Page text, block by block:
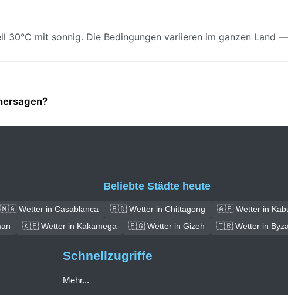
30°C mit sonnig. Die Bedingungen variieren im ganzen Land
Beliebte Städte heute
🇲🇦 Wetter in Casablanca 🇧🇩 Wetter in Chittagong 🇦🇫 Wetter in
🇰🇪 Wetter in Kakamega 🇪🇬 Wetter in Gizeh 🇹🇷 Wetter in
Schnellzugriffe
Mehr...